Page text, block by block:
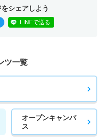
シェアしよう
LINEで送る
ツ一覧
オープンキャンパ
ス